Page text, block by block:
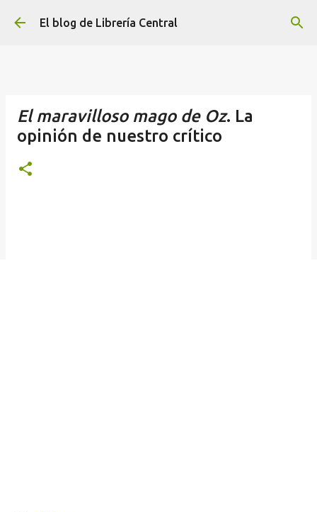
Ir al contenido principal
El blog de Librería Central
El maravilloso mago de Oz. La
opinión de nuestro crítico